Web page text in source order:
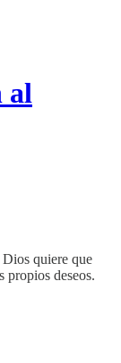
al
quiere que
propios deseos.